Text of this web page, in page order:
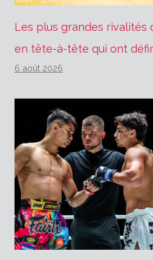
Les plus grandes rivalités
en tête-à-tête qui ont
6 août 2026